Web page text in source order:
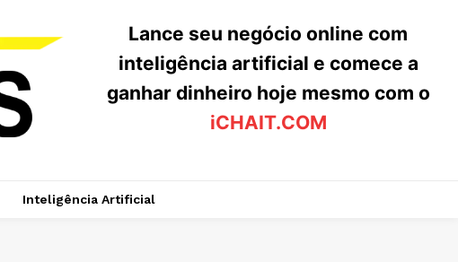
Lance seu negócio online com
inteligência artificial e comece a
ganhar dinheiro hoje mesmo com o
iCHAIT.COM
Inteligência Artificial